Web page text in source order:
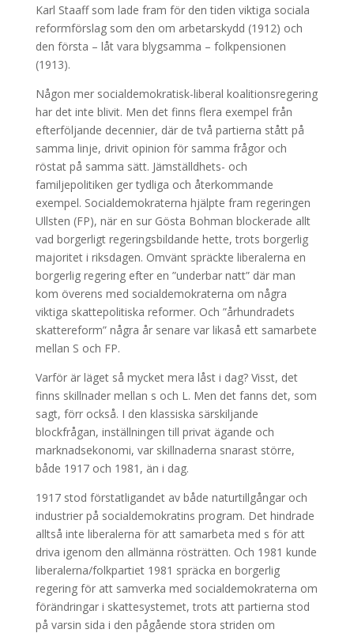
Karl Staaff som lade fram för den tiden viktiga sociala
reformförslag som den om arbetarskydd (1912) och
den första – låt vara blygsamma – folkpensionen
(1913).
Någon mer socialdemokratisk-liberal koalitionsregering
har det inte blivit. Men det finns flera exempel från
efterföljande decennier, där de två partierna stått på
samma linje, drivit opinion för samma frågor och
röstat på samma sätt. Jämställdhets- och
familjepolitiken ger tydliga och återkommande
exempel. Socialdemokraterna hjälpte fram regeringen
Ullsten (FP), när en sur Gösta Bohman blockerade allt
vad borgerligt regeringsbildande hette, trots borgerlig
majoritet i riksdagen. Omvänt spräckte liberalerna en
borgerlig regering efter en ”underbar natt” där man
kom överens med socialdemokraterna om några
viktiga skattepolitiska reformer. Och ”århundradets
skattereform” några år senare var likaså ett samarbete
mellan S och FP.
Varför är läget så mycket mera låst i dag? Visst, det
finns skillnader mellan s och L. Men det fanns det, som
sagt, förr också. I den klassiska särskiljande
blockfrågan, inställningen till privat ägande och
marknadsekonomi, var skillnaderna snarast större,
både 1917 och 1981, än i dag.
1917 stod förstatligandet av både naturtillgångar och
industrier på socialdemokratins program. Det hindrade
alltså inte liberalerna för att samarbeta med s för att
driva igenom den allmänna rösträtten. Och 1981 kunde
liberalerna/folkpartiet 1981 spräcka en borgerlig
regering för att samverka med socialdemokraterna om
förändringar i skattesystemet, trots att partierna stod
på varsin sida i den pågående stora striden om